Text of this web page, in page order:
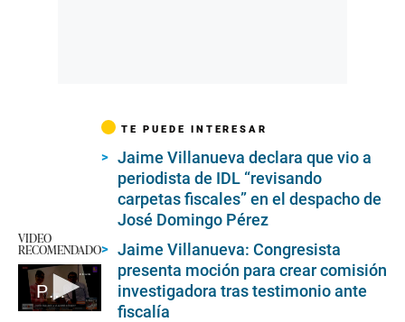
VIDEO
RECOMENDADO
Punto Final: ¿Quién encubre a Vladimir Cerrón?
TE PUEDE INTERESAR
Jaime Villanueva declara que vio a
periodista de IDL “revisando
carpetas fiscales” en el despacho de
José Domingo Pérez
Jaime Villanueva: Congresista
presenta moción para crear comisión
investigadora tras testimonio ante
fiscalía